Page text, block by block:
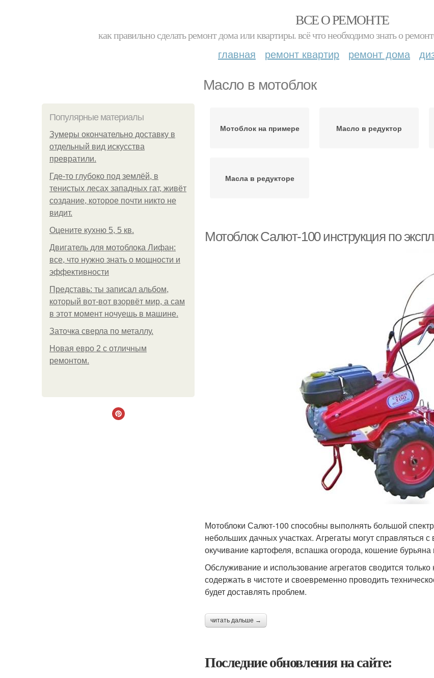
ВСЕ О РЕМОНТЕ
как правильно сделать ремонт дома или квартиры. всё что необходимо знать о
главная ремонт квартир ремонт дома
Масло в мотоблок
Популярные материалы
Зумеры окончательно доставку в
отдельный вид искусства
превратили.
Где-то глубоко под землёй, в
тенистых лесах западных гат, живёт
создание, которое почти никто не
видит.
Оцените кухню 5, 5 кв.
Двигатель для мотоблока Лифан:
все, что нужно знать о мощности и
эффективности
Представь: ты записал альбом,
который вот-вот взорвёт мир, а сам
в этот момент ночуешь в машине.
Заточка сверла по металлу.
Новая евро 2 с отличным
ремонтом.
Мотоблок на примере Масло в редуктор
Масла в редукторе
Мотоблок Салют-100 инструкция по
Мотоблоки Салют-100 способны выполнять большой
небольших дачных участках. Агрегаты могут
окучивание картофеля, вспашка огорода, кошение бурьяна
Обслуживание и использование агрегатов сводится
содержать в чистоте и своевременно проводить
будет доставлять проблем.
читать дальше →
Последние обновления на сайте: